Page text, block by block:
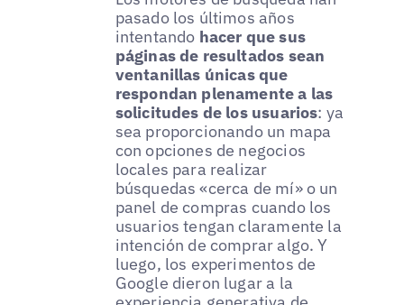
pasado los últimos años
intentando hacer que sus
páginas de resultados sean
ventanillas únicas que
respondan plenamente a las
solicitudes de los usuarios: ya
sea proporcionando un mapa
con opciones de negocios
locales para realizar
búsquedas «cerca de mí» o un
panel de compras cuando los
usuarios tengan claramente la
intención de comprar algo. Y
luego, los experimentos de
Google dieron lugar a la